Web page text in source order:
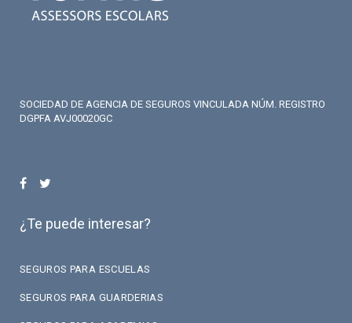
SOCIEDAD DE AGENCIA DE SEGUROS VINCULADA NÚM. REGISTRO
DGPFA AVJ00020GC
¿Te puede interesar?
SEGUROS PARA ESCUELAS
SEGUROS PARA GUARDERIAS